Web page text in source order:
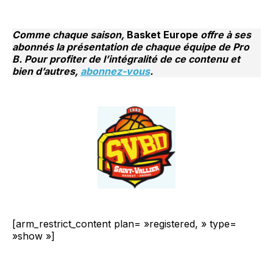
Comme chaque saison, Basket Europe offre à ses
abonnés la présentation de chaque équipe de Pro
B. Pour profiter de l’intégralité de ce contenu et
bien d’autres, abonnez-vous.
[arm_restrict_content plan= »registered, » type=
»show »]